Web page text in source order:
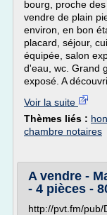
bourg, proche
vendre de plain
environ, en bon
placard, séjour,
équipée, salon
d'eau, wc. Grand
exposé. A
Voir la suite
Thèmes liés :
chambre notaires
A vendre -
- 4 pièces -
http://pvt.fm/pub/